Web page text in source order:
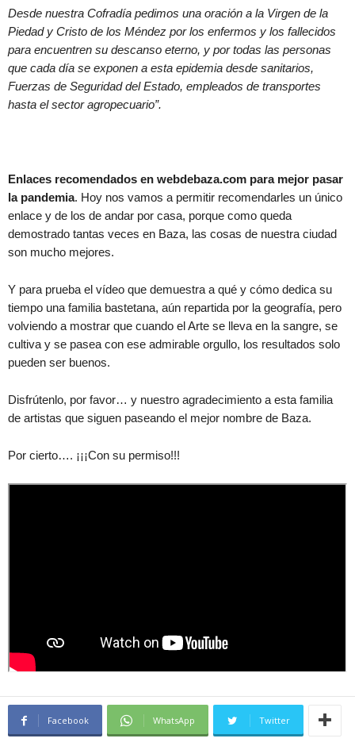
Desde nuestra Cofradía pedimos una oración a la Virgen de la
Piedad y Cristo de los Méndez por los enfermos y los fallecidos
para encuentren su descanso eterno, y por todas las personas
que cada día se exponen a esta epidemia desde sanitarios,
Fuerzas de Seguridad del Estado, empleados de transportes
hasta el sector agropecuario”.
Enlaces recomendados en webdebaza.com para mejor pasar
la pandemia. Hoy nos vamos a permitir recomendarles un único
enlace y de los de andar por casa, porque como queda
demostrado tantas veces en Baza, las cosas de nuestra ciudad
son mucho mejores.
Y para prueba el vídeo que demuestra a qué y cómo dedica su
tiempo una familia bastetana, aún repartida por la geografía, pero
volviendo a mostrar que cuando el Arte se lleva en la sangre, se
cultiva y se pasea con ese admirable orgullo, los resultados solo
pueden ser buenos.
Disfrútenlo, por favor… y nuestro agradecimiento a esta familia
de artistas que siguen paseando el mejor nombre de Baza.
Por cierto…. ¡¡¡Con su permiso!!!
Facebook WhatsApp Twitter